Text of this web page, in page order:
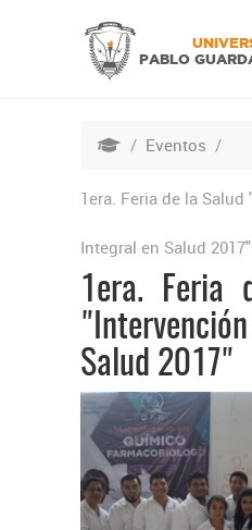
PABLO
/ Eventos /
1era. Feria de la
Integral en Salud 2017"
1era. Feria
Salud 2017"